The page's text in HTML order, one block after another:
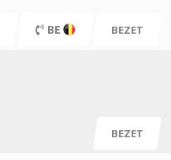
BE BEZET
BEZET